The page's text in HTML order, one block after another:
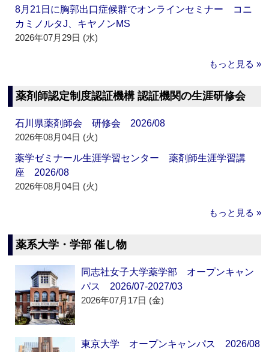
8月21日に胸郭出口症候群でオンラインセミナー コニ
カミノルタJ、キヤノンMS
2026年07月29日 (水)
もっと見る »
薬剤師認定制度認証機構 認証機関の生涯研修会
石川県薬剤師会 研修会 2026/08
2026年08月04日 (火)
薬学ゼミナール生涯学習センター 薬剤師生涯学習講
座 2026/08
2026年08月04日 (火)
もっと見る »
薬系大学・学部 催し物
同志社女子大学薬学部 オープンキャン
パス 2026/07-2027/03
2026年07月17日 (金)
東京大学 オープンキャンパス 2026/08